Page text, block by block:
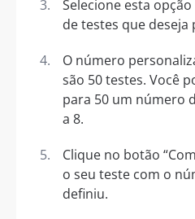
Selecione esta
de testes que
O número
são 50 testes. Você
para 50 um número
a 8.
Clique no botão
o seu teste com o
definiu.